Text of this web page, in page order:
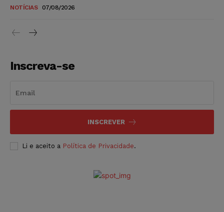
NOTÍCIAS 07/08/2026
Inscreva-se
INSCREVER
Li e aceito a Política de Privacidade.